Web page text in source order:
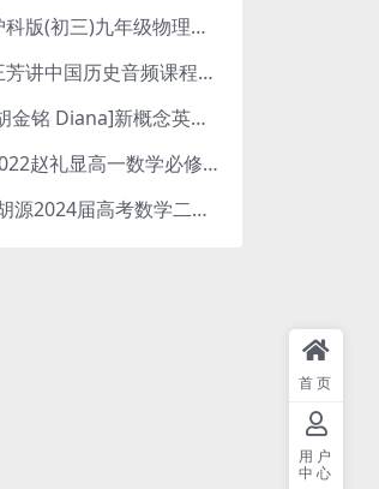
沪科版(初三)九年级物理全一册网课教学视频全集(录播版 杜春雨 66讲)
王芳讲中国历史音频课程全集(上下五千年)
[胡金铭 Diana]新概念英语第1册教学视频课程(全集 百度网盘下载)
2022赵礼显高一数学必修一课程视频资源(秋季班 含讲义)百度网盘云
胡源2024届高考数学二轮寒假春季精讲 百度网盘分享
首页
用户
中心